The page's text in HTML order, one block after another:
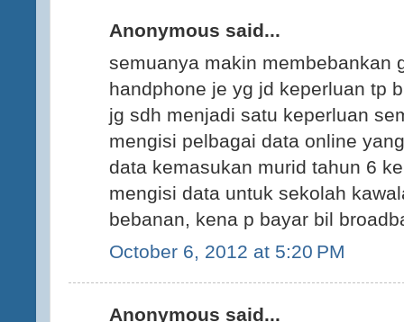
Anonymous said...
semuanya makin membebankan
handphone je yg jd keperluan tp
jg sdh menjadi satu keperluan
mengisi pelbagai data online
data kemasukan murid tahun 6
mengisi data untuk sekolah
bebanan, kena p bayar bil
October 6, 2012 at 5:20 PM
Anonymous said...